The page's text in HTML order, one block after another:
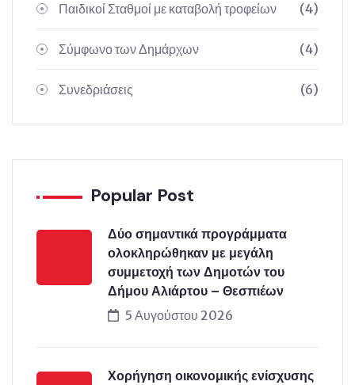
Παιδικοί Σταθμοί με καταβολή τροφείων (4)
Σύμφωνο των Δημάρχων (4)
Συνεδριάσεις (6)
Popular Post
Δύο σημαντικά προγράμματα
ολοκληρώθηκαν με μεγάλη
συμμετοχή των Δημοτών του
Δήμου Αλιάρτου – Θεσπιέων
5 Αυγούστου 2026
Χορήγηση οικονομικής ενίσχυσης